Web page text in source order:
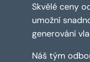
Skvělé ceny
umožní
generování
Náš tým